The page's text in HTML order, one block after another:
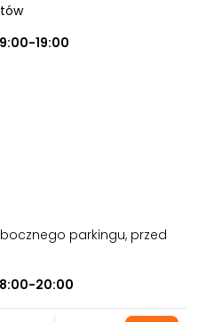
19:00
bocznego parkingu, przed
20:00